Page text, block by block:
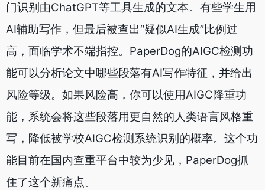
门识别由ChatGPT等工具生成的文本。有些学生用
AI辅助写作，但最后被查出“疑似AI生成”比例过
高，面临学术不端指控。PaperDog的AIGC检测功
能可以分析论文中哪些段落有AI写作特征，并给出
风险等级。如果风险高，你可以使用AIGC降重功
能，系统会将这些段落用更自然的人类语言风格重
写，降低被学校AIGC检测系统识别的概率。这个功
能目前在国内查重平台中较为少见，PaperDog抓
住了这个新痛点。